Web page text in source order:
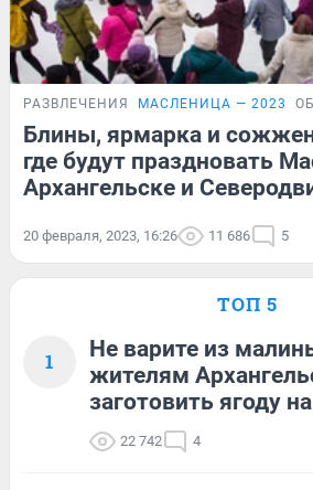
РАЗВЛЕЧЕНИЯ МАСЛЕНИЦА — 2023
Блины, ярмарка и
где будут праздновать
Архангельске и
20 февраля, 2023, 16:26 11 686 5
ТОП 5
1
Не варите из
жителям
заготовить ягоду
22 742 4